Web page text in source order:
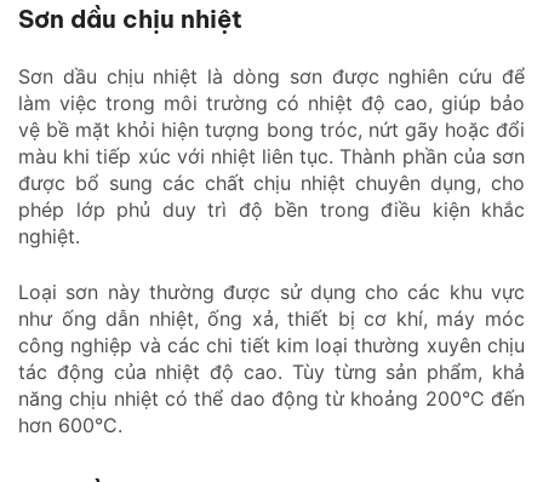
Sơn dầu chịu nhiệt
Sơn dầu chịu nhiệt là dòng sơn được nghiên cứu để
làm việc trong môi trường có nhiệt độ cao, giúp bảo
vệ bề mặt khỏi hiện tượng bong tróc, nứt gãy hoặc đổi
màu khi tiếp xúc với nhiệt liên tục. Thành phần của sơn
được bổ sung các chất chịu nhiệt chuyên dụng, cho
phép lớp phủ duy trì độ bền trong điều kiện khắc
nghiệt.
Loại sơn này thường được sử dụng cho các khu vực
như ống dẫn nhiệt, ống xả, thiết bị cơ khí, máy móc
công nghiệp và các chi tiết kim loại thường xuyên chịu
tác động của nhiệt độ cao. Tùy từng sản phẩm, khả
năng chịu nhiệt có thể dao động từ khoảng 200°C đến
hơn 600°C.